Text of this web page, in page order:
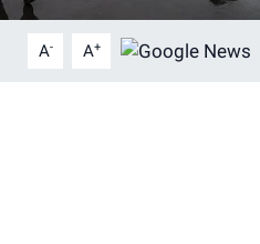
A- A+